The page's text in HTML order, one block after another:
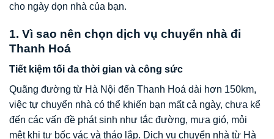
cho ngày dọn nhà của bạn.
1. Vì sao nên chọn dịch vụ chuyển nhà đi
Thanh Hoá
Tiết kiệm tối đa thời gian và công sức
Quãng đường từ Hà Nội đến Thanh Hoá dài hơn 150km,
việc tự chuyển nhà có thể khiến bạn mất cả ngày, chưa kể
đến các vấn đề phát sinh như tắc đường, mưa gió, mỏi
mệt khi tự bốc vác và tháo lắp. Dịch vụ chuyển nhà từ Hà